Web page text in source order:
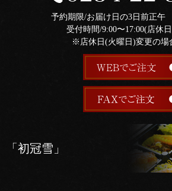
予約期限/お届け日の3日前正午
受付時間/9:00〜17:00(店休
※店休日(火曜日)変更の場
「初冠雪」